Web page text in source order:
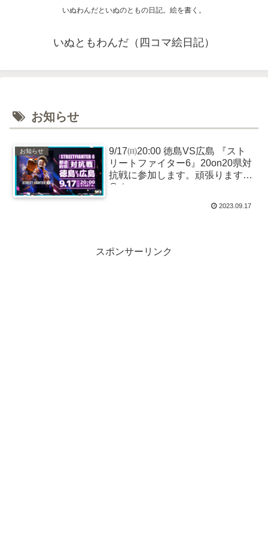
いぬわんだといぬのともの日記。絵を書く。
いぬともわんだ（四コマ絵日記）
お知らせ
お知らせ
9/17㈰20:00 徳島VS広島 『スト
リートファイター6』20on20県対
抗戦に参加します。頑張ります
🐶！
2023.09.17
スポンサーリンク